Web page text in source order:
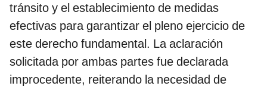
tránsito y el establecimiento de medidas
efectivas para garantizar el pleno ejercicio de
este derecho fundamental. La aclaración
solicitada por ambas partes fue declarada
improcedente, reiterando la necesidad de